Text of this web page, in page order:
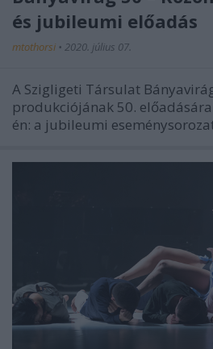
és jubileumi előadás
mtothorsi • 2020. július 07.
A Szigligeti Társulat
produkciójának 50.
én: a jubileumi